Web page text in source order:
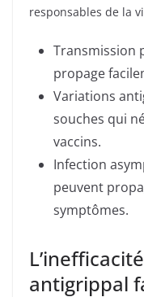
responsables de la
Transmission
propage
Variations
souches qui
vaccins.
Infection
peuvent
symptômes.
antigrippal